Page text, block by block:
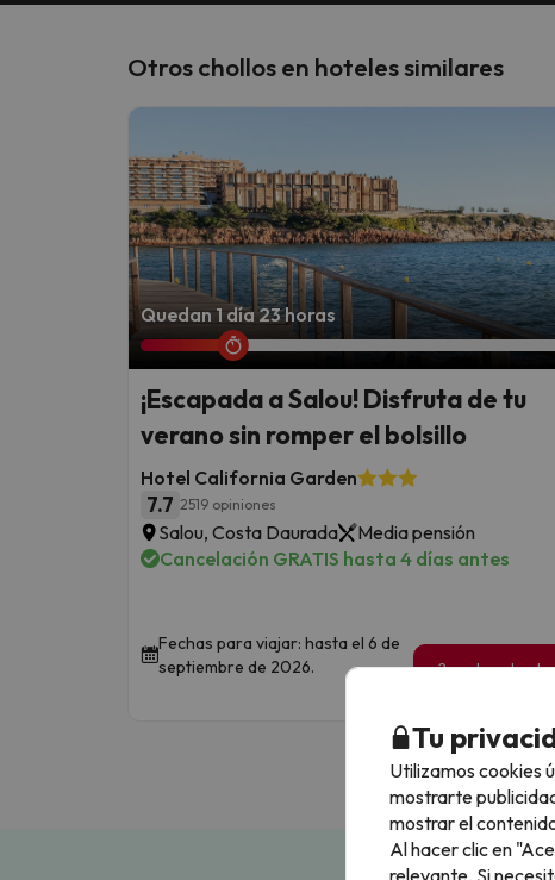
Otros chollos en hoteles similares
Quedan 1 día 23 horas
¡Escapada a Salou! Disfruta de tu
verano sin romper el bolsillo
Hotel California Garden
7.7 2519 opiniones
Salou, Costa Daurada
Media pensión
Cancelación GRATIS hasta 4 días antes
Fechas para viajar: hasta el 6 de
septiembre de 2026.
2 noches desde
Tu
Utilizamos cookies
mostrarte
mostrar el
Al hacer clic en
relevante. Si